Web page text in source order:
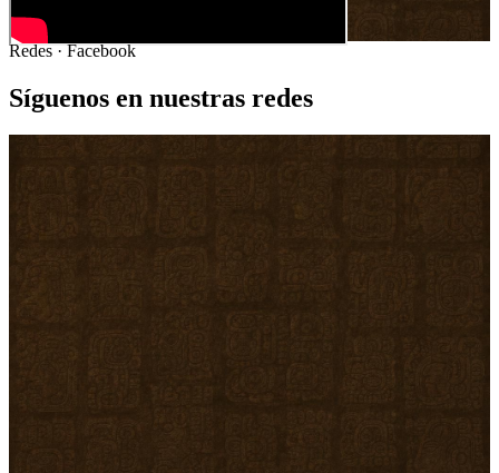
Redes · Facebook
Síguenos en nuestras redes